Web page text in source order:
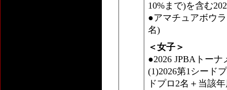
10%まで)を含む
●アマチュアボウ
名)
＜女子＞
●2026 JPBAトー
(1)2026第1シード
ドプロ2名＋当該